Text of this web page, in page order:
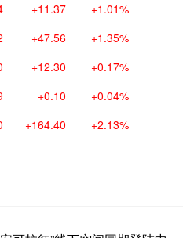
+11.37 +1.01%
+47.56 +1.35%
+12.30 +0.17%
+0.10 +0.04%
+164.40 +2.13%